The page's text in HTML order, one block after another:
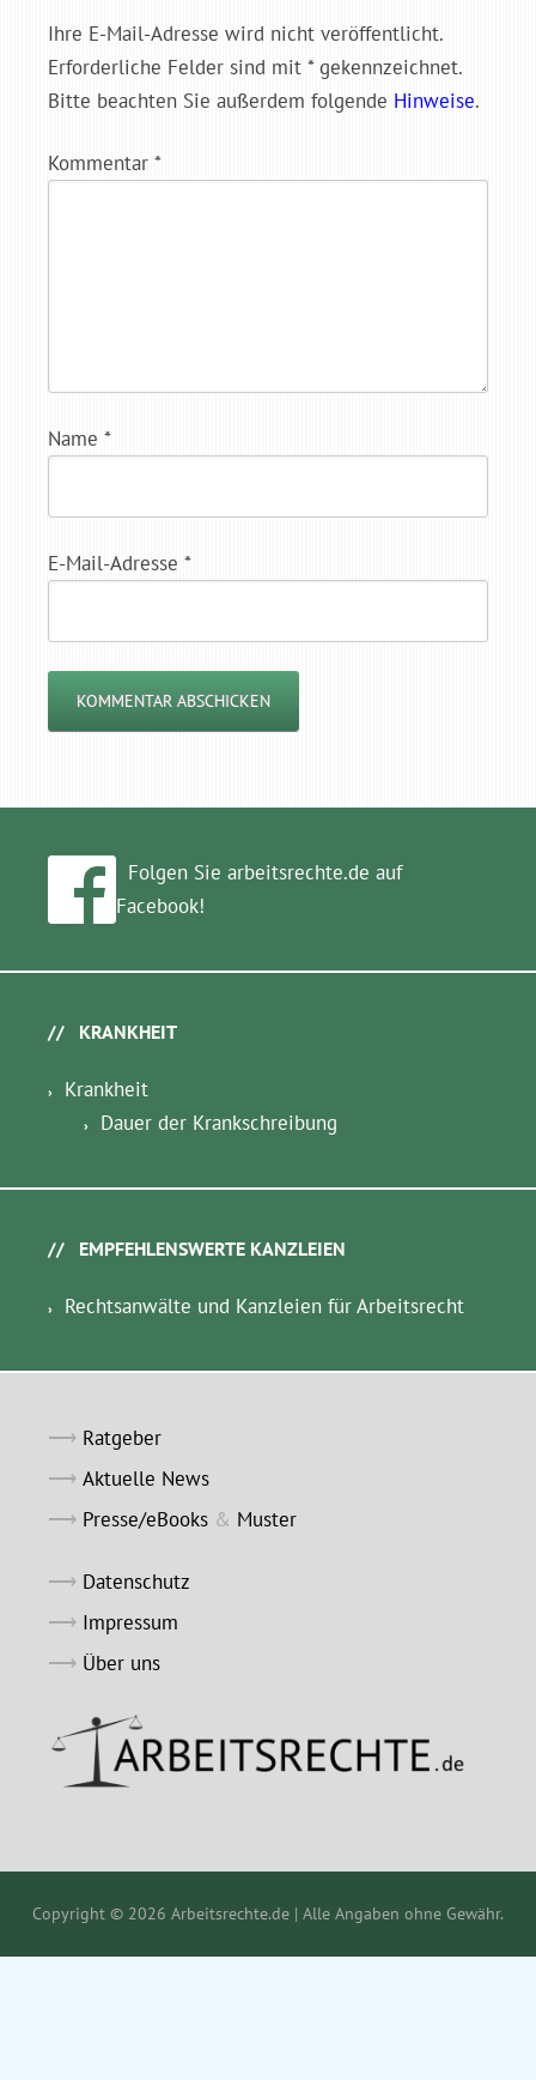
Ihre E-Mail-Adresse wird nicht veröffentlicht.
Erforderliche Felder sind mit * gekennzeichnet.
Bitte beachten Sie außerdem folgende Hinweise.
Kommentar *
Name *
E-Mail-Adresse *
Folgen Sie arbeitsrechte.de auf
Facebook!
KRANKHEIT
Krankheit
Dauer der Krankschreibung
EMPFEHLENSWERTE KANZLEIEN
Rechtsanwälte und Kanzleien für Arbeitsrecht
Ratgeber
Aktuelle News
Presse/eBooks & Muster
Datenschutz
Impressum
Über uns
Copyright © 2026 Arbeitsrechte.de | Alle Angaben ohne Gewähr.